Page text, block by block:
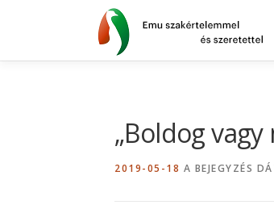
„Boldog
2019-05-18 A BEJEGYZÉS